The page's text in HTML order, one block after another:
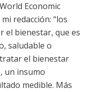
Economic
redacción: “los
el bienestar, que es
saludable o
el bienestar
un insumo
medible. Más